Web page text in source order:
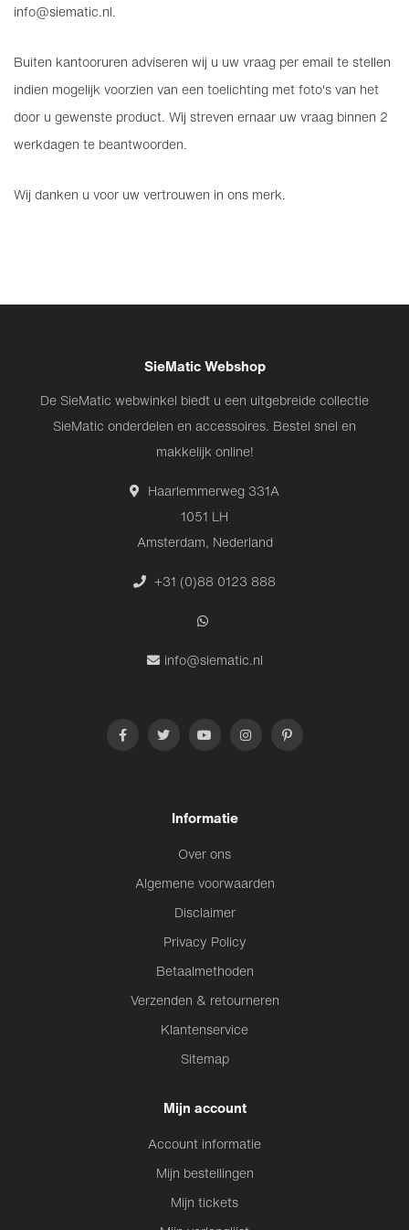
info@siematic.nl.
Buiten kantooruren adviseren wij u uw vraag per email te stellen
indien mogelijk voorzien van een toelichting met foto's van het
door u gewenste product. Wij streven ernaar uw vraag binnen 2
werkdagen te beantwoorden.
Wij danken u voor uw vertrouwen in ons merk.
SieMatic Webshop
De SieMatic webwinkel biedt u een uitgebreide collectie
SieMatic onderdelen en accessoires. Bestel snel en
makkelijk online!
Haarlemmerweg 331A
1051 LH
Amsterdam, Nederland
+31 (0)88 0123 888
info@siematic.nl
Informatie
Over ons
Algemene voorwaarden
Disclaimer
Privacy Policy
Betaalmethoden
Verzenden & retourneren
Klantenservice
Sitemap
Mijn account
Account informatie
Mijn bestellingen
Mijn tickets